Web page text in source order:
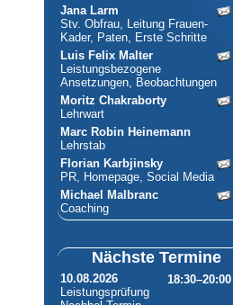
Jana Larm
Stv. Obfrau, Leitung Frauen-
Kader, Paten, Erste Schritte
Luis Felix Malter
Leistungsbezogene
Ansetzungen, Beobachtungen
Moritz Chakraborty
Lehrwart
Marc Robin Heinemann
Lehrstab
Florian Karbjinsky
PR, Homepage, Social Media
Michael Malbranc
Coaching
Nächste Termine
18:30–20:00
10.08.2026
Leistungsprüfung